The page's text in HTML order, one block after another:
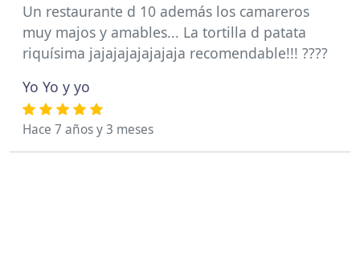
Un restaurante d 10 además los camareros
muy majos y amables... La tortilla d patata
riquísima jajajajajajajaja recomendable!!! ????
Yo Yo y yo
Hace 7 años y 3 meses